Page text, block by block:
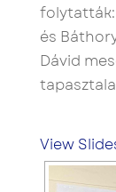
folytatták:
és
Dávid
View